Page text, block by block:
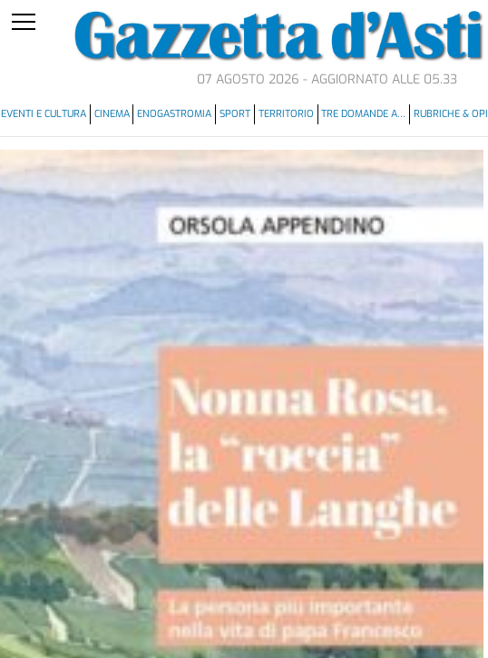
07 AGOSTO 2026 - AGGIORNATO ALLE 05.33
EVENTI E CULTURA CINEMA ENOGASTROMIA SPORT TERRITORIO TRE DOMANDE A… RUBRICHE &